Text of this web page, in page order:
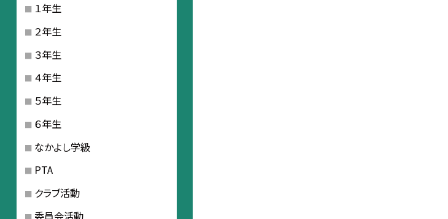
１年生
２年生
３年生
４年生
５年生
６年生
なかよし学級
PTA
クラブ活動
委員会活動